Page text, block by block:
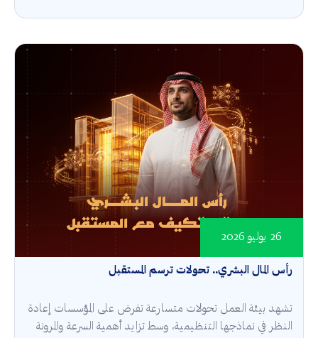
رأس المال البشري.. تحولات ترسم المستقبل
26 يوليو 2026
تشهد بيئة العمل تحولات متسارعة تفرض على المؤسسات إعادة
النظر في نماذجها التنظيمية، وسط تزايد أهمية السرعة والمرونة